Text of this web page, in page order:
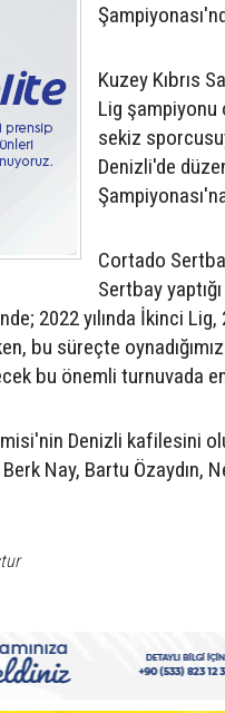
Kuzey Kıbrıs
Lig
sekiz
Denizli'de
Cortado
Sertbay
2022 yılında İkinci
bu süreçte
bu önemli turnuvada
Denizli kafilesini
Nay, Bartu Özaydın,